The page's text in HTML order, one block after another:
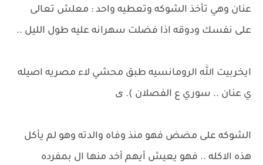
عنان وهي تأخذ الشوكه وتعطيه واحد : معلش تعالى
على نفسك ودوقه اذا فضلت سهرانه عليه طول الليل ..
ايخربيت الله الرومانسيه طبق محشي لاء مصريه اصيله
ي عنان .. سوري ع الفصلان ). ی
الشوكه على مضض فهو منذ وفاه والدته وهو لم يأكل
هذه الاكله .. فهو يعيش أيهم أخد منها ال بمفرده